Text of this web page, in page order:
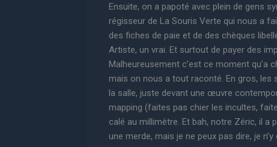
Ensuite, on a papoté avec plein de gens
régisseur de La Souris Verte qui nous a
des fiches de paie et de des chèques
Artiste, un vrai. Et surtout de payer des
Malheureusement c’est ce moment qu’a
mais on nous a tout raconté. En gros, les
la salle, juste devant une œuvre
mapping (faites pas chier les incultes,
calé au millimètre. Et bah, notre Zéric, il a
une merde, mais je ne peux pas dire, je